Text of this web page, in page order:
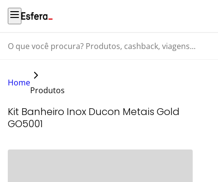
O que você procura? Produtos, cashback, viagens...
Home
Produtos
Kit Banheiro Inox Ducon Metais Gold
GO5001